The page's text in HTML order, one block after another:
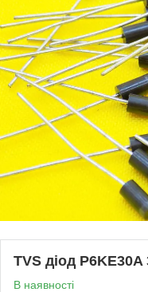
TVS діод P6KE30A
В наявності